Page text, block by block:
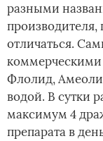
разными
отличаться.
Флолид,
водой. В сутки
максимум 4
препарата в